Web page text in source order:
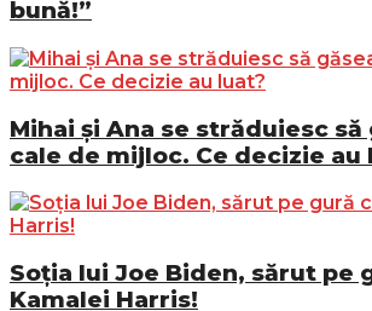
bună!”
Mihai și Ana se străduiesc să
cale de mijloc. Ce decizie au
Soția lui Joe Biden, sărut pe
Kamalei Harris!